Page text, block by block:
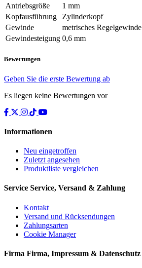
Antriebsgröße
1 mm
Kopfausführung
Zylinderkopf
Gewinde
metrisches Regelgewinde
Gewindesteigung 0,6 mm
Bewertungen
Geben Sie die erste Bewertung ab
Es liegen keine Bewertungen vor
Informationen
Neu eingetroffen
Zuletzt angesehen
Produktliste vergleichen
Service Service, Versand & Zahlung
Kontakt
Versand und Rücksendungen
Zahlungsarten
Cookie Manager
Firma Firma, Impressum & Datenschutz